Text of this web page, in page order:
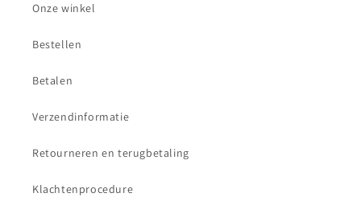
Onze winkel
Bestellen
Betalen
Verzendinformatie
Retourneren en terugbetaling
Klachtenprocedure